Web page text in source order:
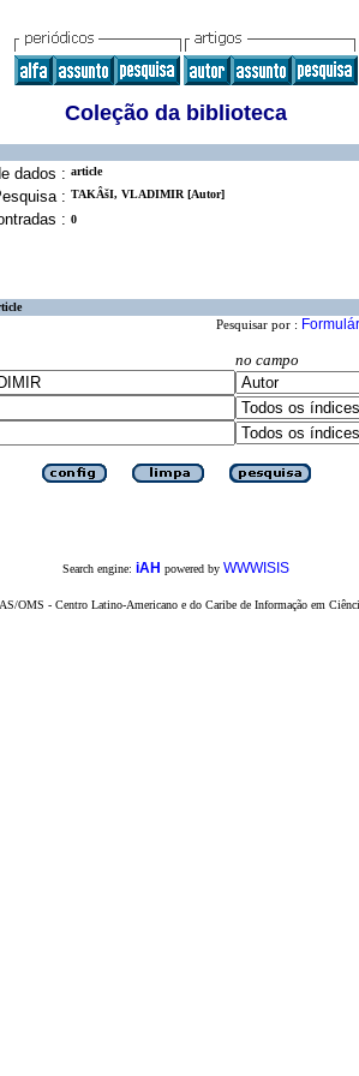
Coleção da biblioteca
dados : article
: TAKÂšI, VLADIMIR [Autor]
: 0
Pesquisar por :
no campo
Search engine: iAH powered by WWWISIS
OMS - Centro Latino-Americano e do Caribe de Informação em